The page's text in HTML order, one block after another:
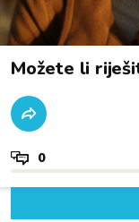
Možete li
0